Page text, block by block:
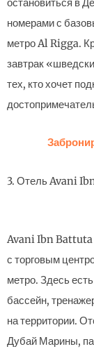
остановиться в
номерами с
метро Al Rigga.
завтрак
тех, кто хочет
3. Отель Avani
Avani Ibn
с торговым
метро. Здесь
бассейн,
на территории.
Дубай Марины,